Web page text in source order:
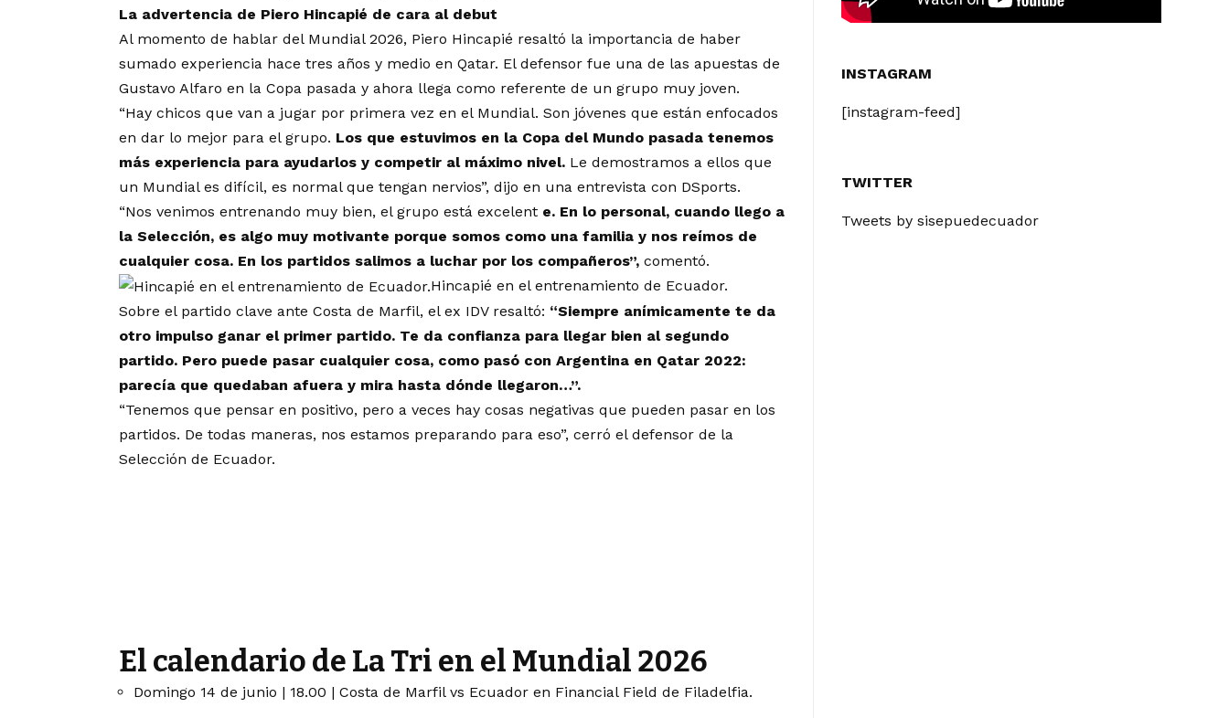
La advertencia de Piero Hincapié de cara al debut
Al momento de hablar del Mundial 2026, Piero Hincapié resaltó la importancia de haber
sumado experiencia hace tres años y medio en Qatar. El defensor fue una de las apuestas de
Gustavo Alfaro en la Copa pasada y ahora llega como referente de un grupo muy joven.
“Hay chicos que van a jugar por primera vez en el Mundial. Son jóvenes que están enfocados
en dar lo mejor para el grupo. Los que estuvimos en la Copa del Mundo pasada tenemos
más experiencia para ayudarlos y competir al máximo nivel. Le demostramos a ellos que
un Mundial es difícil, es normal que tengan nervios”, dijo en una entrevista con DSports.
“Nos venimos entrenando muy bien, el grupo está excelent e. En lo personal, cuando llego a
la Selección, es algo muy motivante porque somos como una familia y nos reímos de
cualquier cosa. En los partidos salimos a luchar por los compañeros”, comentó.
Hincapié en el entrenamiento de Ecuador.
Sobre el partido clave ante Costa de Marfil, el ex IDV resaltó: “Siempre anímicamente te da
otro impulso ganar el primer partido. Te da confianza para llegar bien al segundo
partido. Pero puede pasar cualquier cosa, como pasó con Argentina en Qatar 2022:
parecía que quedaban afuera y mira hasta dónde llegaron…”.
“Tenemos que pensar en positivo, pero a veces hay cosas negativas que pueden pasar en los
partidos. De todas maneras, nos estamos preparando para eso”, cerró el defensor de la
Selección de Ecuador.
El calendario de La Tri en el Mundial 2026
Domingo 14 de junio | 18.00 | Costa de Marfil vs Ecuador en Financial Field de Filadelfia.
INSTAGRAM
[instagram-feed]
TWITTER
Tweets by sisepuedecuador